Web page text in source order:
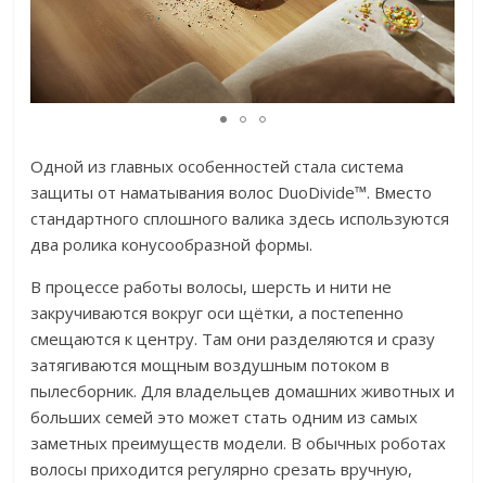
Одной из главных особенностей стала система
защиты от наматывания волос DuoDivide™. Вместо
стандартного сплошного валика здесь используются
два ролика конусообразной формы.
В процессе работы волосы, шерсть и нити не
закручиваются вокруг оси щётки, а постепенно
смещаются к центру. Там они разделяются и сразу
затягиваются мощным воздушным потоком в
пылесборник. Для владельцев домашних животных и
больших семей это может стать одним из самых
заметных преимуществ модели. В обычных роботах
волосы приходится регулярно срезать вручную,